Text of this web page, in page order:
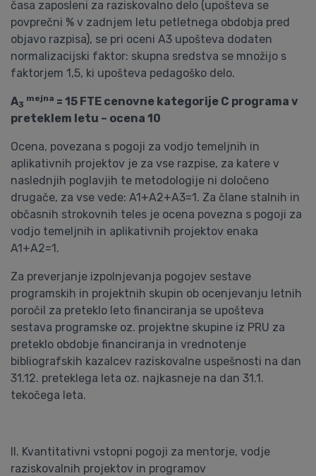
časa zaposleni za raziskovalno delo (upošteva se
povprečni % v zadnjem letu petletnega obdobja pred
objavo razpisa), se pri oceni A3 upošteva dodaten
normalizacijski faktor: skupna sredstva se množijo s
faktorjem 1,5, ki upošteva pedagoško delo.
A3
mejna = 15 FTE cenovne kategorije C programa v
preteklem letu – ocena 10
Ocena, povezana s pogoji za vodjo temeljnih in
aplikativnih projektov je za vse razpise, za katere v
naslednjih poglavjih te metodologije ni določeno
drugače, za vse vede: A1+A2+A3=1. Za člane stalnih in
občasnih strokovnih teles je ocena povezna s pogoji za
vodjo temeljnih in aplikativnih projektov enaka
A1+A2=1.
Za preverjanje izpolnjevanja pogojev sestave
programskih in projektnih skupin ob ocenjevanju letnih
poročil za preteklo leto financiranja se upošteva
sestava programske oz. projektne skupine iz PRU za
preteklo obdobje financiranja in vrednotenje
bibliografskih kazalcev raziskovalne uspešnosti na dan
31.12. preteklega leta oz. najkasneje na dan 31.1.
tekočega leta.
II. Kvantitativni vstopni pogoji za mentorje, vodje
raziskovalnih projektov in programov